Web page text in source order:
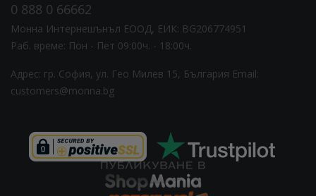
0 888 0 66662
Монна Интернешънъл ЕООД, ЕИК: BG206774951
Раб. време: Пoн - Пет 09:00ч. - 18:00ч.
Адрес: гр. София, ул. Гео Милев 15, България Email:
customers@monna.bg